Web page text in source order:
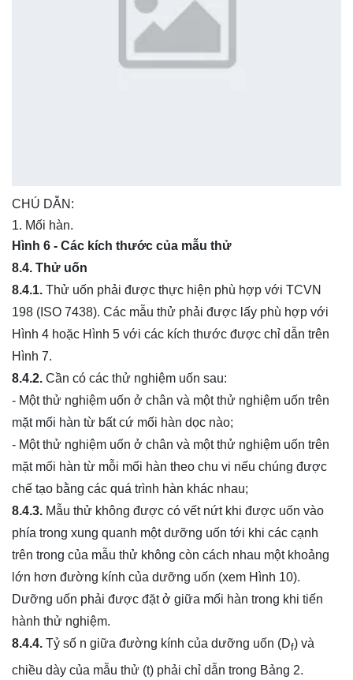
CHÚ DẪN:
Mối hàn.
Hình 6 - Các kích thước của mẫu thử
8.4. Thử uốn
8.4.1. Thử uốn phải được thực hiện phù hợp với TCVN
198 (ISO 7438). Các mẫu thử phải được lấy phù hợp với
Hình 4 hoặc Hình 5 với các kích thước được chỉ dẫn trên
Hình 7.
8.4.2. Cần có các thử nghiệm uốn sau:
- Một thử nghiệm uốn ở chân và một thử nghiệm uốn trên
mặt mối hàn từ bất cứ mối hàn dọc nào;
- Một thử nghiệm uốn ở chân và một thử nghiệm uốn trên
mặt mối hàn từ mỗi mối hàn theo chu vi nếu chúng được
chế tạo bằng các quá trình hàn khác nhau;
8.4.3. Mẫu thử không được có vết nứt khi được uốn vào
phía trong xung quanh một dưỡng uốn tới khi các cạnh
trên trong của mẫu thử không còn cách nhau một khoảng
lớn hơn đường kính của dưỡng uốn (xem Hình 10).
Dưỡng uốn phải được đặt ở giữa mối hàn trong khi tiến
hành thử nghiệm.
8.4.4. Tỷ số n giữa đường kính của dưỡng uốn (Df) và
chiều dày của mẫu thử (t) phải chỉ dẫn trong Bảng 2.